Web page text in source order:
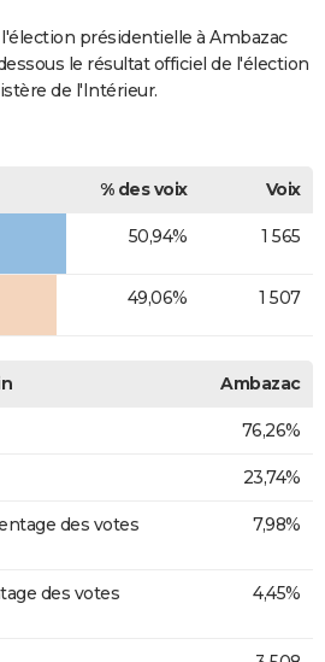
présidentielle à Ambazac
le résultat officiel de l'élection
de l'Intérieur.
% des voix
Voix
50,94% 1 565
49,06% 1 507
Ambazac
76,26%
23,74%
des votes
7,98%
des votes
4,45%